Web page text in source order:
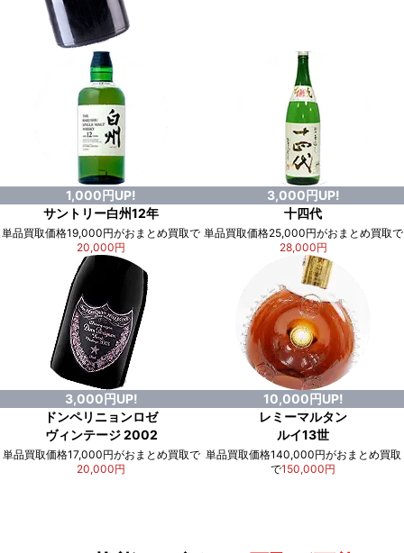
1,000円UP!
サントリー白州12年
単品買取価格19,000円がおまとめ買取で
20,000円
3,000円UP!
十四代
単品買取価格25,000円がおまとめ買取で
28,000円
3,000円UP!
ドンペリニョンロゼ
ヴィンテージ 2002
単品買取価格17,000円がおまとめ買取で
20,000円
10,000円UP!
レミーマルタン
ルイ13世
単品買取価格140,000円がおまとめ買取
で150,000円